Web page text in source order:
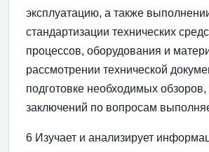
эксплуатацию, а также
стандартизации технических
процессов, оборудования и
рассмотрении технической
подготовке необходимых обзоров,
заключений по вопросам
6 Изучает и анализирует